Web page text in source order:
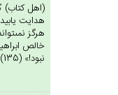
(اهل كتاب)
هدايت
هرگز
خالص
نبود!» (135)